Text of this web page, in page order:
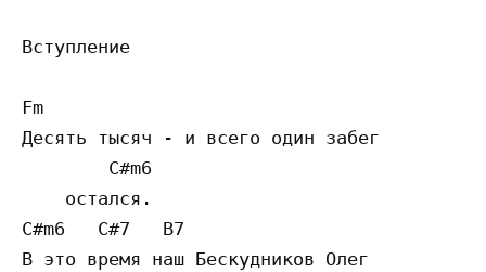
Вступление
Fm
Десять тысяч - и всего один забег
        C#m6
    остался.
C#m6   C#7   B7
В это время наш Бескудников Олег